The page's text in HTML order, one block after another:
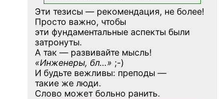
Эти тезисы — рекомендация, не более!
Просто важно, чтобы
эти фундаментальные аспекты были
затронуты.
А так — развивайте мысль!
«Инженеры, бл…» ;-)
И будьте вежливы: преподы —
такие же люди.
Слово может больно ранить.